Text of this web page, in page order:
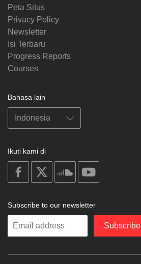
Peta Situs
Privacy Policy
Newsletter
Isi Terbaru
Progress Reports
Courses
Bahasa lain
Ikuti kami di
on
facebook
soundcloud
Subscribe to our newsletter
Enter
Subscribe